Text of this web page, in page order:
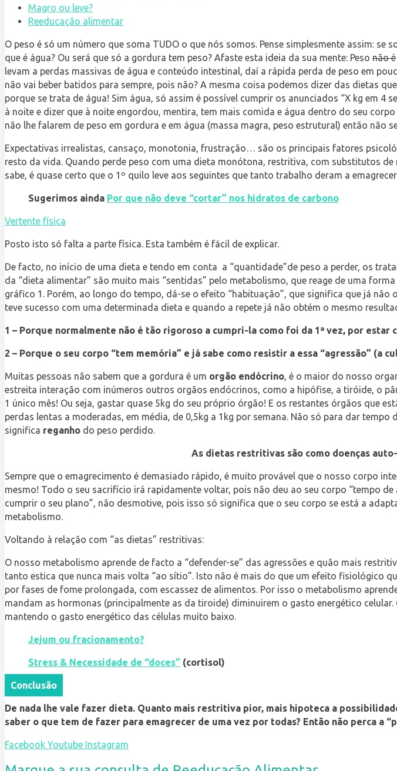
Magro ou leve?
Reeducação alimentar
O peso é só um número que soma TUDO o que nós somos. Pense simplesmente assim:
que é água? Ou será que só a gordura tem peso? Afaste esta ideia da sua mente: Peso não é
levam a perdas massivas de água e conteúdo intestinal, daí a rápida perda de peso em
não vai beber batidos para sempre, pois não? A mesma coisa podemos dizer das dietas
porque se trata de água! Sim água, só assim é possível cumprir os anunciados “X kg em 4
à noite e dizer que à noite engordou, mentira, tem mais comida e água dentro do seu
não lhe falarem de peso em gordura e em água (massa magra, peso estrutural) então não
Expectativas irrealistas, cansaço, monotonia, frustração… são os principais fatores
resto da vida. Quando perde peso com uma dieta monótona, restritiva, com substitutos
sabe, é quase certo que o 1º quilo leve aos seguintes que tanto trabalho deram a
Sugerimos ainda Por que não deve “cortar” nos hidratos de carbono
Vertente física
Posto isto só falta a parte física. Esta também é fácil de explicar.
De facto, no início de uma dieta e tendo em conta a “quantidade”de peso a perder, os
da “dieta alimentar” são muito mais “sentidas” pelo metabolismo, que reage de uma
gráfico 1. Porém, ao longo do tempo, dá-se o efeito “habituação”, que significa que já
teve sucesso com uma determinada dieta e quando a repete já não obtém o mesmo
1 – Porque normalmente não é tão rigoroso a cumpri-la como foi da 1ª vez, por
2 – Porque o seu corpo “tem memória” e já sabe como resistir a essa “agressão” (a
Muitas pessoas não sabem que a gordura é um orgão endócrino, é o maior do nosso
estreita interação com inúmeros outros orgãos endócrinos, como a hipófise, a tiróide, o
1 único mês! Ou seja, gastar quase 5kg do seu próprio órgão! E os restantes órgãos que
perdas lentas a moderadas, em média, de 0,5kg a 1kg por semana. Não só para dar
significa reganho do peso perdido.
As dietas restritivas são como doenças
Sempre que o emagrecimento é demasiado rápido, é muito provável que o nosso corpo
mesmo! Todo o seu sacrifício irá rapidamente voltar, pois não deu ao seu corpo “tempo
cumprir o seu plano”, não desmotive, pois isso só significa que o seu corpo se está a
metabolismo.
Voltando à relação com “as dietas” restritivas:
O nosso metabolismo aprende de facto a “defender-se” das agressões e quão mais
tanto estica que nunca mais volta “ao sítio”. Isto não é mais do que um efeito fisiológico
por fases de fome prolongada, com escassez de alimentos. Por isso o metabolismo
mandam as hormonas (principalmente as da tiroide) diminuirem o gasto energético
mantendo o gasto energético das células muito baixo.
Jejum ou fracionamento?
Stress & Necessidade de “doces” (cortisol)
Conclusão
De nada lhe vale fazer dieta. Quanto mais restritiva pior, mais hipoteca a
saber o que tem de fazer para emagrecer de uma vez por todas? Então não perca a
Facebook Youtube Instagram